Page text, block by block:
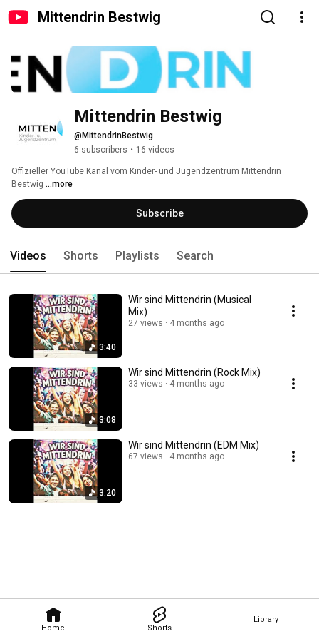
Mittendrin Bestwig
Home Shorts
Library
Mittendrin Bestwig
@MittendrinBestwig
6 subscribers • 16 videos
Offizieller YouTube Kanal vom Kinder- und Jugendzentrum Mittendrin
Bestwig ...more
Subscribe
Videos Shorts Playlists Search
3:40
Wir sind Mittendrin (Musical
Mix)
27 views 4 months ago
3:08
Wir sind Mittendrin (Rock Mix)
33 views 4 months ago
3:20
Wir sind Mittendrin (EDM Mix)
67 views 4 months ago